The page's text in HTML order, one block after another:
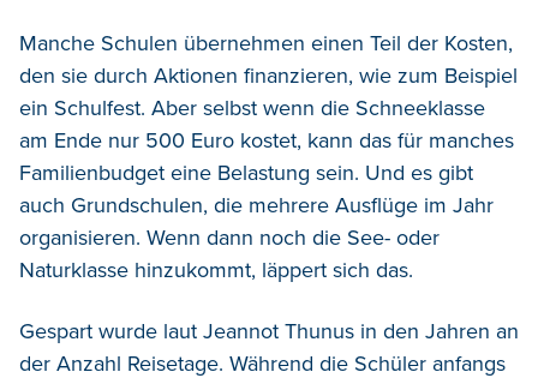
Manche Schulen übernehmen einen Teil der Kosten,
den sie durch Aktionen finanzieren, wie zum Beispiel
ein Schulfest. Aber selbst wenn die Schneeklasse
am Ende nur 500 Euro kostet, kann das für manches
Familienbudget eine Belastung sein. Und es gibt
auch Grundschulen, die mehrere Ausflüge im Jahr
organisieren. Wenn dann noch die See- oder
Naturklasse hinzukommt, läppert sich das.
Gespart wurde laut Jeannot Thunus in den Jahren an
der Anzahl Reisetage. Während die Schüler anfangs